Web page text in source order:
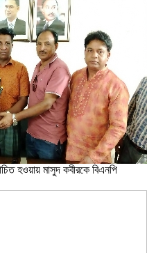
হওয়ায় মাসুদ কবীরকে বিএনপি